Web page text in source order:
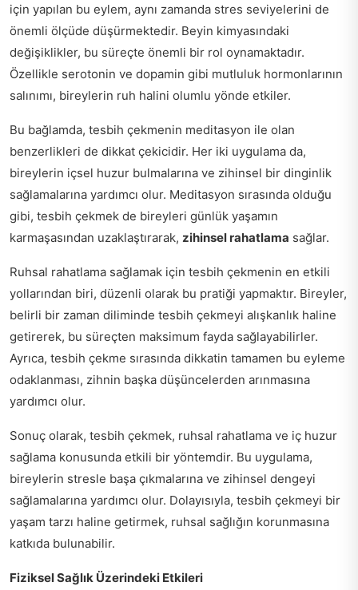
için yapılan bu eylem, aynı zamanda stres seviyelerini de
önemli ölçüde düşürmektedir. Beyin kimyasındaki
değişiklikler, bu süreçte önemli bir rol oynamaktadır.
Özellikle serotonin ve dopamin gibi mutluluk hormonlarının
salınımı, bireylerin ruh halini olumlu yönde etkiler.
Bu bağlamda, tesbih çekmenin meditasyon ile olan
benzerlikleri de dikkat çekicidir. Her iki uygulama da,
bireylerin içsel huzur bulmalarına ve zihinsel bir dinginlik
sağlamalarına yardımcı olur. Meditasyon sırasında olduğu
gibi, tesbih çekmek de bireyleri günlük yaşamın
karmaşasından uzaklaştırarak, zihinsel rahatlama sağlar.
Ruhsal rahatlama sağlamak için tesbih çekmenin en etkili
yollarından biri, düzenli olarak bu pratiği yapmaktır. Bireyler,
belirli bir zaman diliminde tesbih çekmeyi alışkanlık haline
getirerek, bu süreçten maksimum fayda sağlayabilirler.
Ayrıca, tesbih çekme sırasında dikkatin tamamen bu eyleme
odaklanması, zihnin başka düşüncelerden arınmasına
yardımcı olur.
Sonuç olarak, tesbih çekmek, ruhsal rahatlama ve iç huzur
sağlama konusunda etkili bir yöntemdir. Bu uygulama,
bireylerin stresle başa çıkmalarına ve zihinsel dengeyi
sağlamalarına yardımcı olur. Dolayısıyla, tesbih çekmeyi bir
yaşam tarzı haline getirmek, ruhsal sağlığın korunmasına
katkıda bulunabilir.
Fiziksel Sağlık Üzerindeki Etkileri